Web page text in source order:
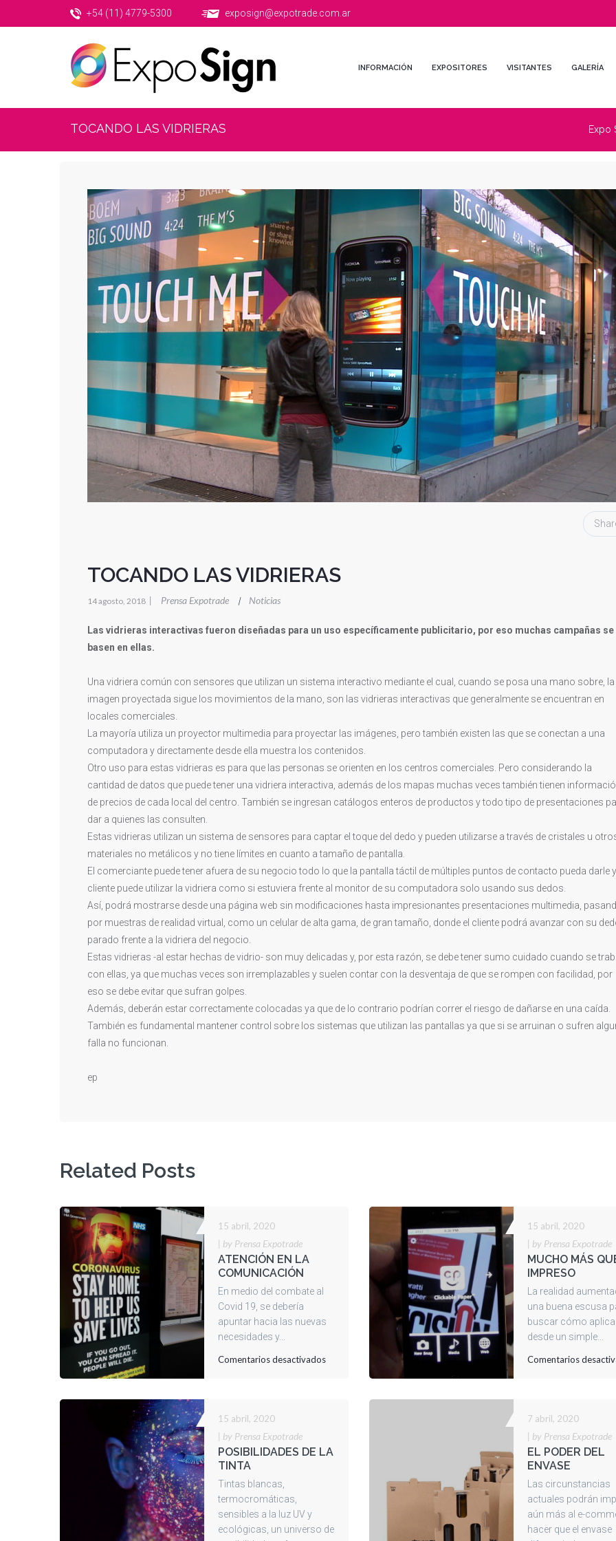
+54 (11) 4779-5300 exposign@expotrade.com.ar
INFORMACIÓN EXPOSITORES VISITANTES GALERÍA
TOCANDO LAS VIDRIERAS Expo
TOCANDO LAS VIDRIERAS
14 agosto, 2018 | Prensa Expotrade | Noticias
Las vidrieras interactivas fueron diseñadas para un uso específicamente publicitario, por eso muchas campañas se
basen en ellas.
Una vidriera común con sensores que utilizan un sistema interactivo mediante el cual, cuando se posa una mano sobre, la
imagen proyectada sigue los movimientos de la mano, son las vidrieras interactivas que generalmente se encuentran en
locales comerciales.
La mayoría utiliza un proyector multimedia para proyectar las imágenes, pero también existen las que se conectan a una
computadora y directamente desde ella muestra los contenidos.
Otro uso para estas vidrieras es para que las personas se orienten en los centros comerciales. Pero considerando la
cantidad de datos que puede tener una vidriera interactiva, además de los mapas muchas veces también tienen
de precios de cada local del centro. También se ingresan catálogos enteros de productos y todo tipo de presentaciones
dar a quienes las consulten.
Estas vidrieras utilizan un sistema de sensores para captar el toque del dedo y pueden utilizarse a través de cristales u
materiales no metálicos y no tiene límites en cuanto a tamaño de pantalla.
El comerciante puede tener afuera de su negocio todo lo que la pantalla táctil de múltiples puntos de contacto pueda darle
cliente puede utilizar la vidriera como si estuviera frente al monitor de su computadora solo usando sus dedos.
Así, podrá mostrarse desde una página web sin modificaciones hasta impresionantes presentaciones multimedia,
por muestras de realidad virtual, como un celular de alta gama, de gran tamaño, donde el cliente podrá avanzar con su
parado frente a la vidriera del negocio.
Estas vidrieras -al estar hechas de vidrio- son muy delicadas y, por esta razón, se debe tener sumo cuidado cuando se
con ellas, ya que muchas veces son irremplazables y suelen contar con la desventaja de que se rompen con facilidad, por
eso se debe evitar que sufran golpes.
Además, deberán estar correctamente colocadas ya que de lo contrario podrían correr el riesgo de dañarse en una caída.
También es fundamental mantener control sobre los sistemas que utilizan las pantallas ya que si se arruinan o sufren
falla no funcionan.
ep
Related Posts
15 abril, 2020
| by Prensa Expotrade
ATENCIÓN EN LA
COMUNICACIÓN
En medio del combate al
Covid 19, se debería
apuntar hacia las nuevas
necesidades y...
Comentarios desactivadosen
ATENCIÓN
15 abril, 2020
| by Prensa Expotrade
MUCHO MÁS
IMPRESO
La realidad
una buena escusa
buscar cómo
desde un simple...
Comentarios
15 abril, 2020
| by Prensa Expotrade
POSIBILIDADES DE LA
TINTA
Tintas blancas,
termocromáticas,
sensibles a la luz UV y
ecológicas, un universo de
7 abril, 2020
| by Prensa Expotrade
EL PODER DEL
ENVASE
Las circunstancias
actuales podrán
aún más al e-
hacer que el envase